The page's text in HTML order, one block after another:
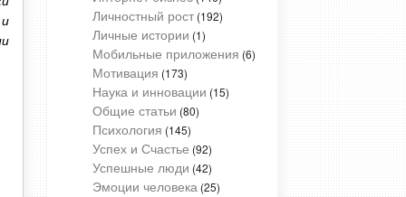
Личностный рост (192)
Личные истории (1)
Мобильные приложения (6)
Мотивация (173)
Наука и инновации (15)
Общие статьи (80)
Психология (145)
Успех и Счастье (92)
Успешные люди (42)
Эмоции человека (25)